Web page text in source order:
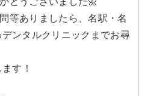
等ありましたら、名駅・名
ンタルクリニックまでお尋
す！